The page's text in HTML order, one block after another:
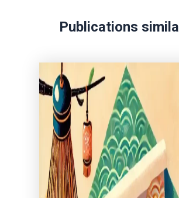
Publications